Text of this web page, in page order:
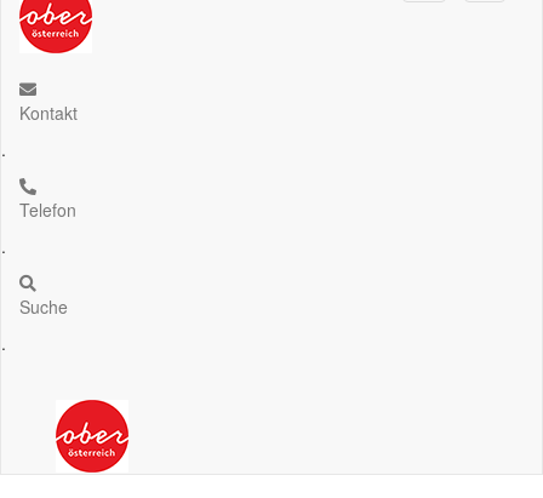
Kontakt
.
Telefon
.
Suche
.